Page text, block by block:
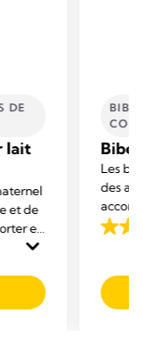
DE
lait
et de
et
Les
des
4.0
of
5